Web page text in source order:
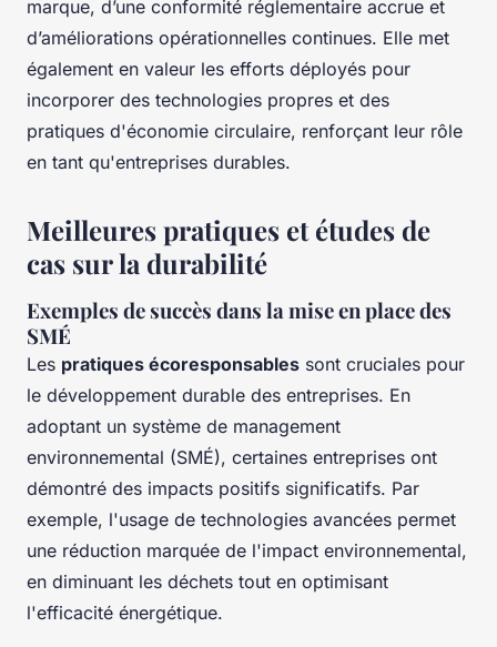
marque, d’une conformité réglementaire accrue et
d’améliorations opérationnelles continues. Elle met
également en valeur les efforts déployés pour
incorporer des technologies propres et des
pratiques d'économie circulaire, renforçant leur rôle
en tant qu'entreprises durables.
Meilleures pratiques et études de
cas sur la durabilité
Exemples de succès dans la mise en place des
SMÉ
Les pratiques écoresponsables sont cruciales pour
le développement durable des entreprises. En
adoptant un système de management
environnemental (SMÉ), certaines entreprises ont
démontré des impacts positifs significatifs. Par
exemple, l'usage de technologies avancées permet
une réduction marquée de l'impact environnemental,
en diminuant les déchets tout en optimisant
l'efficacité énergétique.